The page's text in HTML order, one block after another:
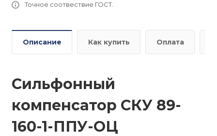
Точное соотвествие ГОСТ.
Описание Как купить Оплата
Сильфонный
компенсатор СКУ 89-
160-1-ППУ-ОЦ